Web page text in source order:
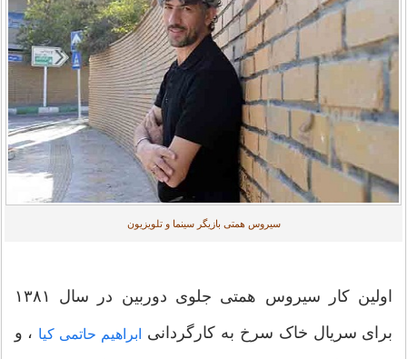
سیروس همتی بازیگر سینما و تلویزیون
اولین کار سیروس همتی جلوی دوربین در سال ۱۳۸۱
برای سریال خاک سرخ به کارگردانی
ابراهیم حاتمی کیا ، و